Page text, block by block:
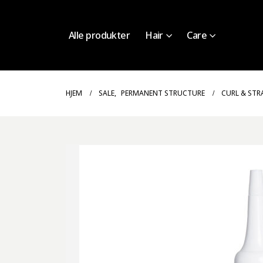
Alle produkter Hair Care
HJEM SALE, PERMANENT STRUCTURE CURL &